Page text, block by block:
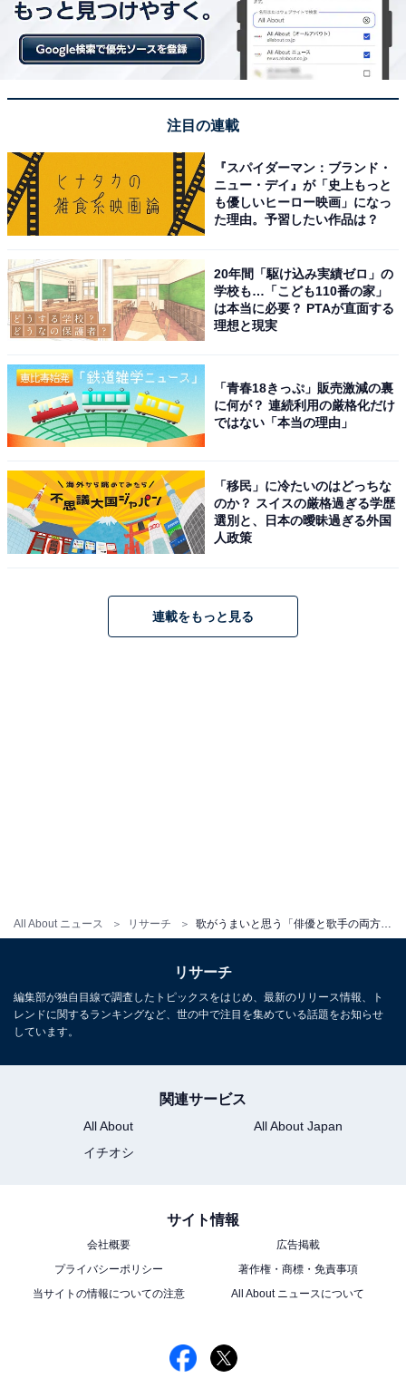
All About ニュース リサーチ
高い演技力を持ち、ドラマ『ロングバケーション』『ラ
ブジェネレーション』（ともにフジテレビ系）への出演
で大ブレイクします。その後、『HERO』（フジテレビ
画『ヴィヨンの妻 ～桜桃とタンポポ～』では、演技が認
を受賞します。
歌手としては、1997年にシングル『明日、春が来たら』
気なのが大ヒットしたディズニー映画『アナと雪の女
王』の日本版劇中歌『レット・イット・ゴー～ありのま
まで～(日本語歌)』です。『アナと雪の女王』では主
演・エルサを務め、さまざまな楽曲で美しい歌声を聞か
せました。エルサ役で出演した作品も多く、印象深い人
が多いようです。
回答者からは、「ミュージカルを見た際に、感動して泣
いたことがあったから」（20代女性／東京都）、「アナ
と雪の女王の時のインパクトが強いから」（40代男性／
千葉県）、「デビュー時からのファンです。とても真っ
すぐなきれいな声だと思います」（40代女性／兵庫県）
※回答者のコメントは原文ママです
歌がうまいと思う「俳優と歌手の両方で活躍す
る」男性タレントランキング！ 2位「星野
源」、1位は？
注目の連載
『スパイダーマン：ブランド・
ニュー・デイ』が「史上もっと
も優しいヒーロー映画」になっ
た理由。予習したい作品は？
20年間「駆け込み実績ゼロ」の
学校も…「こども110番の家」
は本当に必要？ PTAが直面する
理想と現実
「青春18きっぷ」販売激減の裏
に何が？ 連続利用の厳格化だけ
ではない「本当の理由」
「移民」に冷たいのはどっちな
のか？ スイスの厳格過ぎる学歴
選別と、日本の曖昧過ぎる外国
人政策
連載をもっと見る
リサーチ
編集部が独自目線で調査したトピックスをはじめ、最新のリリース情報、ト
レンドに関するランキングなど、世の中で注目を集めている話題をお知らせ
しています。
関連サービス
All About
All About Japan
イチオシ
サイト情報
会社概要
広告掲載
プライバシーポリシー
著作権・商標・免責事項
当サイトの情報についての注意
All About ニュースについて